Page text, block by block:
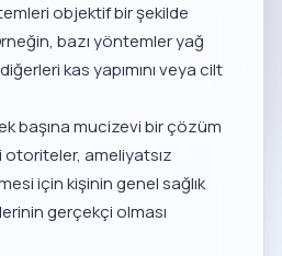
objektif bir şekilde
bazı yöntemler yağ
kas yapımını veya cilt
başına mucizevi bir çözüm
otoriteler, ameliyatsız
için kişinin genel sağlık
gerçekçi olması